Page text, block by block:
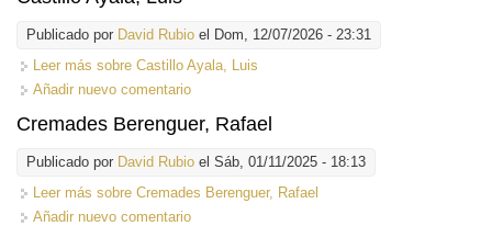
Publicado por David Rubio el Dom, 12/07/2026 - 23:31
Leer más sobre Castillo Ayala, Luis
Añadir nuevo comentario
Cremades Berenguer, Rafael
Publicado por David Rubio el Sáb, 01/11/2025 - 18:13
Leer más sobre Cremades Berenguer, Rafael
Añadir nuevo comentario